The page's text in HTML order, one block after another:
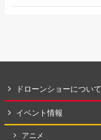
ドローンショーについて
イベント情報
アニメ